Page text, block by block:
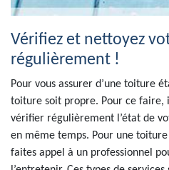
Vérifiez et nettoyez
régulièrement !
Pour vous assurer d’une toiture
toiture soit propre. Pour ce faire,
vérifier régulièrement l’état de
en même temps. Pour une
faites appel à un professionnel